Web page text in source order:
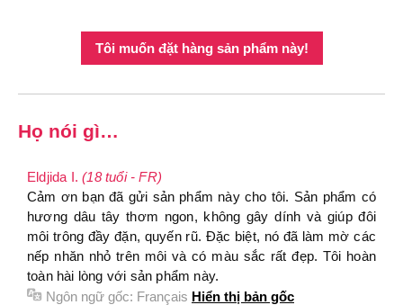
Tôi muốn đặt hàng sản phẩm này!
Họ nói gì…
Eldjida I.(18 tuổi - FR)
Cảm ơn bạn đã gửi sản phẩm này cho tôi. Sản phẩm có
hương dâu tây thơm ngon, không gây dính và giúp đôi
môi trông đầy đặn, quyến rũ. Đặc biệt, nó đã làm mờ các
nếp nhăn nhỏ trên môi và có màu sắc rất đẹp. Tôi hoàn
toàn hài lòng với sản phẩm này.
Ngôn ngữ gốc: Français Hiển thị bản gốc